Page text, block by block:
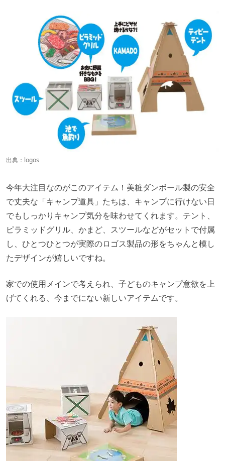
出典： logos
今年大注目なのがこのアイテム！美粧ダンボール製の安全
で丈夫な「キャンプ道具」たちは、キャンプに行けない日
でもしっかりキャンプ気分を味わせてくれます。テント、
ピラミッドグリル、かまど、スツールなどがセットで付属
し、ひとつひとつが実際のロゴス製品の形をちゃんと模し
たデザインが嬉しいですね。
家での使用メインで考えられ、子どものキャンプ意欲を上
げてくれる、今までにない新しいアイテムです。